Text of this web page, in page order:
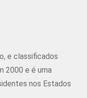
e classificados
2000 e é uma
nos Estados